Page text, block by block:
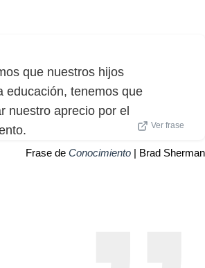
que nuestros hijos
educación, tenemos que
nuestro aprecio por el
Ver frase
Frase de Conocimiento | Brad Sherman